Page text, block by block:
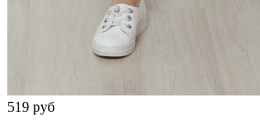
519 руб